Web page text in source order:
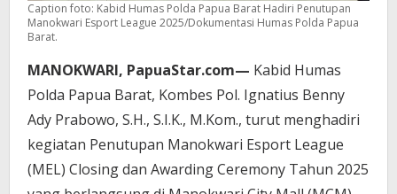
Caption foto: Kabid Humas Polda Papua Barat Hadiri Penutupan
Manokwari Esport League 2025/Dokumentasi Humas Polda Papua
Barat.
MANOKWARI, PapuaStar.com— Kabid Humas
Polda Papua Barat, Kombes Pol. Ignatius Benny
Ady Prabowo, S.H., S.I.K., M.Kom., turut menghadiri
kegiatan Penutupan Manokwari Esport League
(MEL) Closing dan Awarding Ceremony Tahun 2025